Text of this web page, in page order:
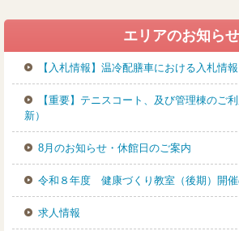
エリアのお知らせ
【入札情報】温冷配膳車における入札情報
【重要】テニスコート、及び管理棟のご
新）
8月のお知らせ・休館日のご案内
令和８年度 健康づくり教室（後期）開
求人情報